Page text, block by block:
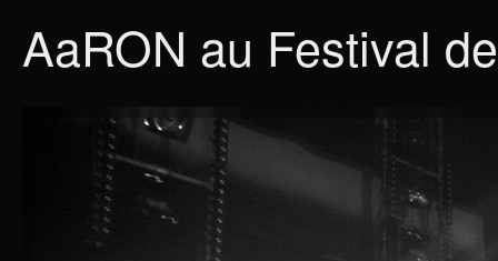
AaRON au Festival